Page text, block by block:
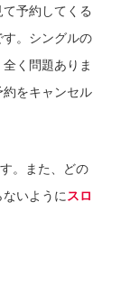
予約してくる
す。シングルの
く問題ありま
をキャンセル
。また、どの
いように スロ